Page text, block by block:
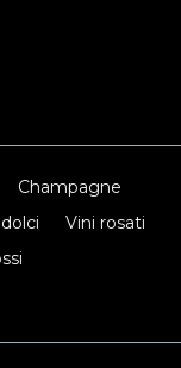
Champagne
Vini rosati